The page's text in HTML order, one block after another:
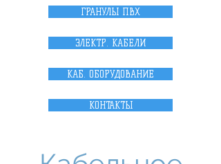
ГРАНУЛЫ ПВХ
ЭЛЕКТР. КАБЕЛИ
КАБ. ОБОРУДОВАНИЕ
КОНТАКТЫ